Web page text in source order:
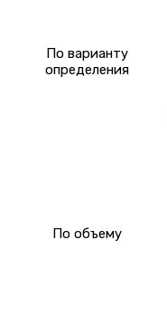
По варианту
определения
По объему